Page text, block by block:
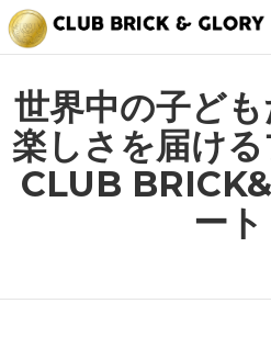
about us
news
tv
世界中の子ど
楽しさを届け
CLUB
ート